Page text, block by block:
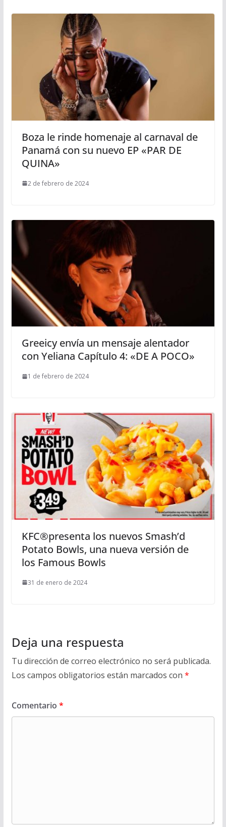
Boza le rinde homenaje al carnaval de
Panamá con su nuevo EP «PAR DE
QUINA»
2 de febrero de 2024
Greeicy envía un mensaje alentador
con Yeliana Capítulo 4: «DE A POCO»
1 de febrero de 2024
KFC®presenta los nuevos Smash’d
Potato Bowls, una nueva versión de
los Famous Bowls
31 de enero de 2024
Deja una respuesta
Tu dirección de correo electrónico no será publicada.
Los campos obligatorios están marcados con *
Comentario *